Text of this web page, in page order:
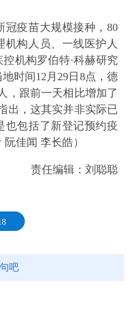
冠疫苗大规模接种，80
机构人员、一线医护人
机构罗伯特·科赫研究
时间12月29日8点，德
，跟前一天相比增加了
出，这其实并非实际已
也包括了新登记预约疫
佳闻 李长皓）
责任编辑：刘聪聪
吧